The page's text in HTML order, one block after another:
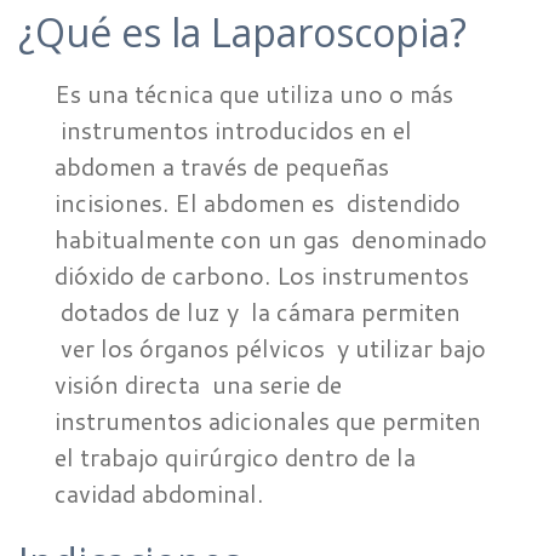
¿Qué es la Laparoscopia?
Es una técnica que utiliza uno o más
instrumentos introducidos en el
abdomen a través de pequeñas
incisiones. El abdomen es distendido
habitualmente con un gas denominado
dióxido de carbono. Los instrumentos
dotados de luz y la cámara permiten
ver los órganos pélvicos y utilizar bajo
visión directa una serie de
instrumentos adicionales que permiten
el trabajo quirúrgico dentro de la
cavidad abdominal.